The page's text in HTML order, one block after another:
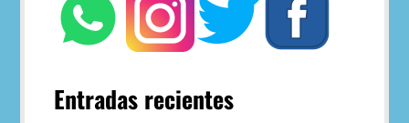
Entradas recientes